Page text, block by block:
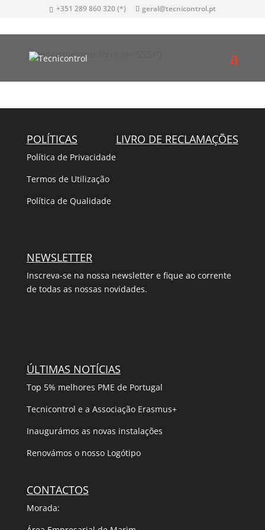
+351 289 860 320 (*) geral@tecnicontrol.pt
[ultimatemember form_id=”5554″]
POLÍTICAS
Política de Privacidade
Termos de Utilização
Política de Qualidade
LIVRO DE RECLAMAÇÕES
NEWSLETTER
Inscreva-se na nossa newsletter e fique ao corrente
de todas as nossas novidades.
ÚLTIMAS NOTÍCIAS
Top 5% melhores PME de Portugal
Tecnicontrol e a Associação Erasmus+
Inaugurámos as novas instalações
Renovámos o nosso Logótipo
CONTACTOS
Morada: